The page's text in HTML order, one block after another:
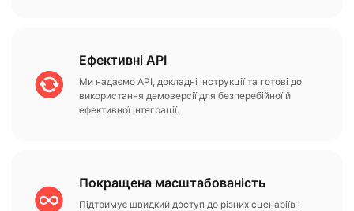
Ефективні API
Ми надаємо API, докладні інструкції та готові до
використання демоверсії для безперебійної й
ефективної інтеграції.
Покращена масштабованість
Підтримує швидкий доступ до різних сценаріїв і